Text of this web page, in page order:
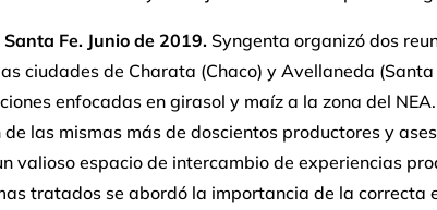
Fe. Junio de 2019. Syngenta organizó dos
ciudades de Charata (Chaco) y Avellaneda (Santa
enfocadas en girasol y maíz a la zona del NEA.
las mismas más de doscientos productores y
valioso espacio de intercambio de experiencias
tratados se abordó la importancia de la correcta